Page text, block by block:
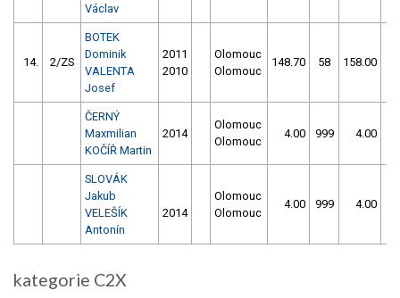
Václav
14. 2/ZS
BOTEK
Dominik
VALENTA
Josef
2011
2010
Olomouc
Olomouc
148.70 58 158.00
ČERNÝ
Maxmilian
KOČÍŘ Martin
2014
Olomouc
Olomouc
4.00 999 4.00
SLOVÁK
Jakub
VELEŠÍK
Antonín
2014
Olomouc
Olomouc
4.00 999 4.00
kategorie C2X